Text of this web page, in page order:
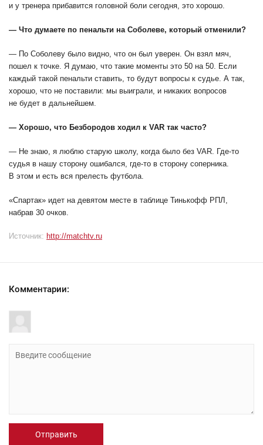
и у тренера прибавится головной боли сегодня, это хорошо.
— Что думаете по пенальти на Соболеве, который отменили?
— По Соболеву было видно, что он был уверен. Он взял мяч,
пошел к точке. Я думаю, что такие моменты это 50 на 50. Если
каждый такой пенальти ставить, то будут вопросы к судье. А так,
хорошо, что не поставили: мы выиграли, и никаких вопросов
не будет в дальнейшем.
— Хорошо, что Безбородов ходил к VAR так часто?
— Не знаю, я люблю старую школу, когда было без VAR. Где-то
судья в нашу сторону ошибался, где-то в сторону соперника.
В этом и есть вся прелесть футбола.
«Спартак» идет на девятом месте в таблице Тинькофф РПЛ,
набрав 30 очков.
Источник: http://matchtv.ru
Комментарии:
Отправить